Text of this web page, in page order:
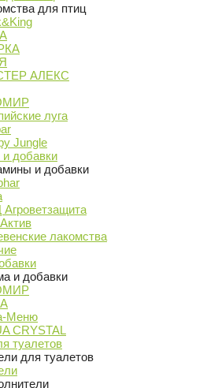
для птиц
АЛЕКС
луга
Jungle
добавки
и добавки
лакомства
и добавки
Меню
CRYSTAL
туалетов
для туалетов